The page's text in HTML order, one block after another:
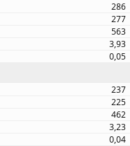
286
277
563
3,93
0,05
237
225
462
3,23
0,04